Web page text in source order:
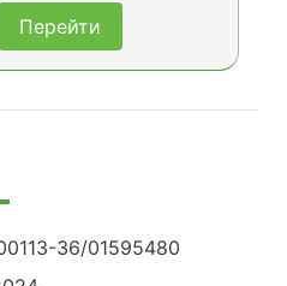
Перейти
36/01595480